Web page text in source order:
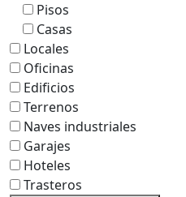
Pisos
Casas
Locales
Oficinas
Edificios
Terrenos
Naves industriales
Garajes
Hoteles
Trasteros